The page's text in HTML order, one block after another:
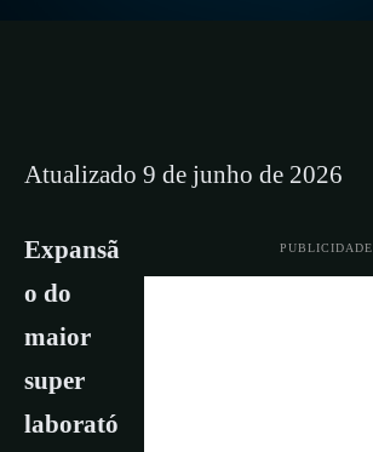
Atualizado 9 de junho de 2026
PUBLICIDADE
Expansã
o do
maior
super
laborató